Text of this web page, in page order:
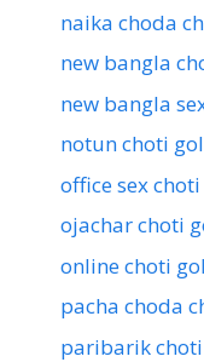
naika choda
new bangla
new bangla
notun choti
office sex
ojachar choti
online choti
pacha choda
paribarik